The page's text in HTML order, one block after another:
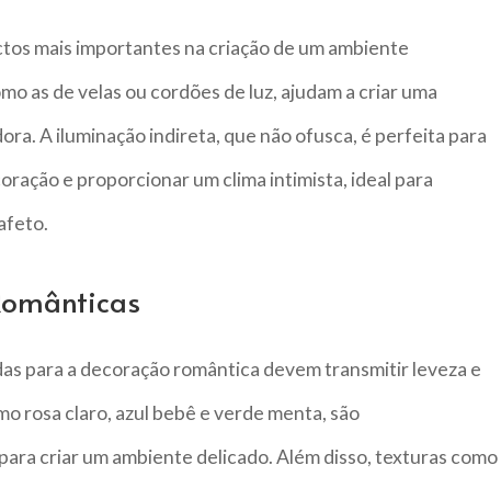
mais importantes na criação de um ambiente
as de velas ou cordões de luz, ajudam a criar uma
A iluminação indireta, que não ofusca, é perfeita para
e proporcionar um clima intimista, ideal para
para a decoração romântica devem transmitir leveza e
rosa claro, azul bebê e verde menta, são
criar um ambiente delicado. Além disso, texturas como